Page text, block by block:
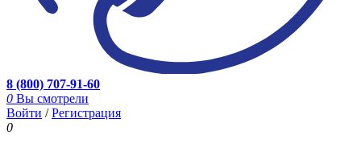
8 (800) 707-91-60
0 Вы смотрели
Войти /Регистрация
0